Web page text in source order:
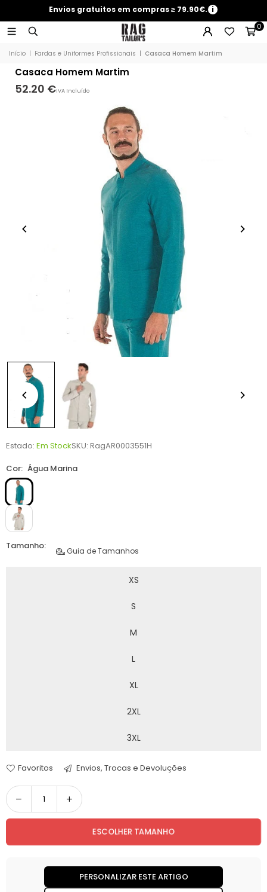
Envios gratuitos em compras ≥ 79.90€. i
0
Início | Fardas e Uniformes Profissionais | Casaca Homem Martim
Casaca Homem Martim
52.20 €IVA Incluído
Estado: Em StockSKU: RagAR0003551H
Cor: Água Marina
Tamanho: Guia de Tamanhos
XS
S
M
L
XL
2XL
3XL
Favoritos Envios, Trocas e Devoluções
Quantidade
ESCOLHER TAMANHO
PERSONALIZAR ESTE ARTIGO